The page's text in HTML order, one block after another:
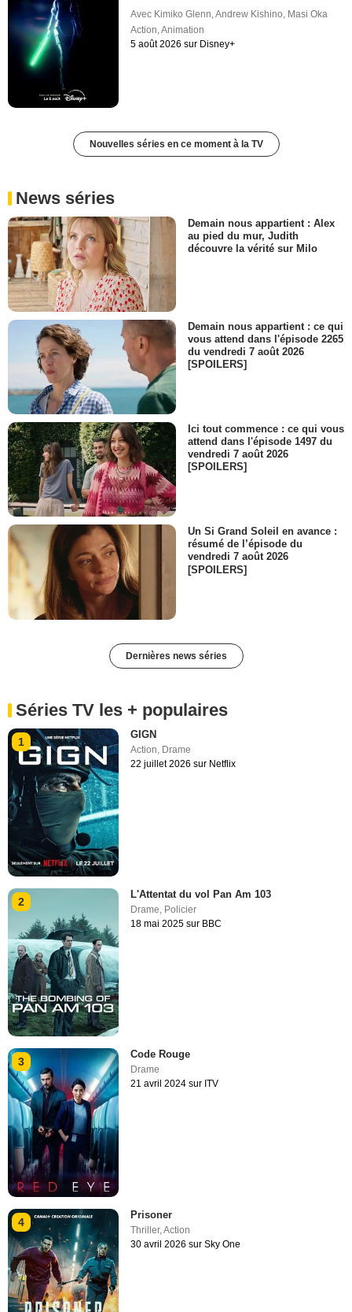
Avec Kimiko Glenn,Andrew Kishino, Masi Oka
Action,Animation
5 août 2026 sur Disney+
Nouvelles séries en ce moment à la TV
News séries
Demain nous appartient : Alex
au pied du mur, Judith
découvre la vérité sur Milo
Demain nous appartient : ce qui
vous attend dans l'épisode 2265
du vendredi 7 août 2026
[SPOILERS]
Ici tout commence : ce qui vous
attend dans l'épisode 1497 du
vendredi 7 août 2026
[SPOILERS]
Un Si Grand Soleil en avance :
résumé de l’épisode du
vendredi 7 août 2026
[SPOILERS]
Dernières news séries
Séries TV les + populaires
1
GIGN
Action Drame
22 juillet 2026 sur Netflix
2
L'Attentat du vol Pan Am 103
Drame, Policier
18 mai 2025 sur BBC
3
Code Rouge
Drame
21 avril 2024 sur ITV
4
Prisoner
Thriller,Action
30 avril 2026 sur Sky One